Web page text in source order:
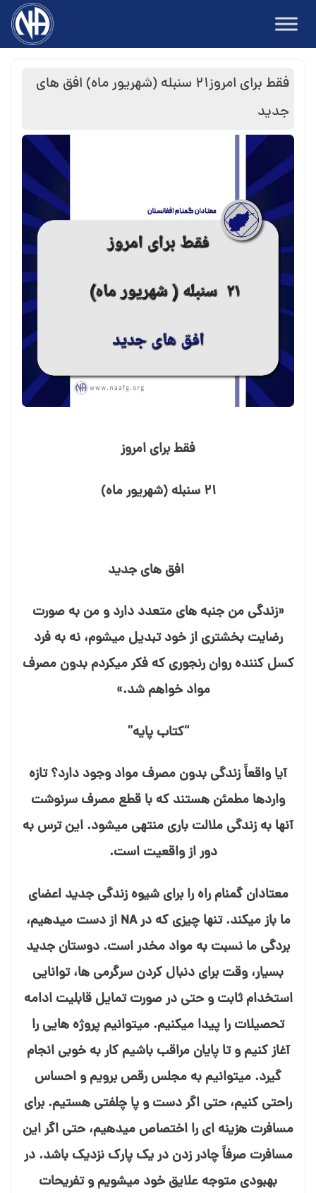
content
فقط برای امروز۲۱ سنبله (شهریور ماه) افق های
جدید
فقط برای امروز
۲۱ سنبله (شهریور ماه)
افق های جدید
«زندگی من جنبه⁯ های متعدد دارد و من به صورت
رضایت⁯ بخش⁯تری از خود تبدیل می⁯شوم، نه به فرد
کسل⁯ کننده روان⁯ رنجوری که فکر می⁯کردم بدون مصرف
مواد خواهم شد.»
“کتاب پایه”
آیا واقعاً زندگی بدون مصرف مواد وجود دارد؟ تازه⁯
واردها مطمئن هستند که با قطع مصرف سرنوشت
آنها به زندگی ملالت⁯ باری منتهی می⁯شود. این ترس به
دور از واقعیت است.
معتادان گمنام راه را برای شیوه زندگی جدید اعضای
ما باز می⁯کند. تنها چیزی که در NA از دست می⁯دهیم،
بردگی ما نسبت به مواد مخدر است. دوستان جدید
بسیار، وقت برای دنبال کردن سرگرمی⁯ ها، توانایی
استخدام ثابت و حتی در صورت تمایل قابلیت ادامه
تحصیلات را پیدا می⁯کنیم. می⁯توانیم پروژه⁯ هایی را
آغاز کنیم و تا پایان مراقب باشیم کار به خوبی انجام
گیرد. می⁯توانیم به مجلس رقص برویم و احساس
راحتی کنیم، حتی اگر دست و پا چلفتی هستیم. برای
مسافرت هزینه⁯ ای را اختصاص می⁯دهیم، حتی اگر این
مسافرت صرفاً چادر زدن در یک پارک نزدیک باشد. در
بهبودی متوجه علایق خود می⁯شویم و تفریحات